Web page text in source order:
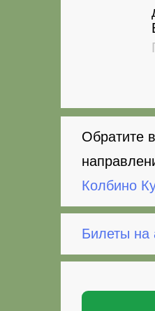
Обратите
Колбино
Билеты на